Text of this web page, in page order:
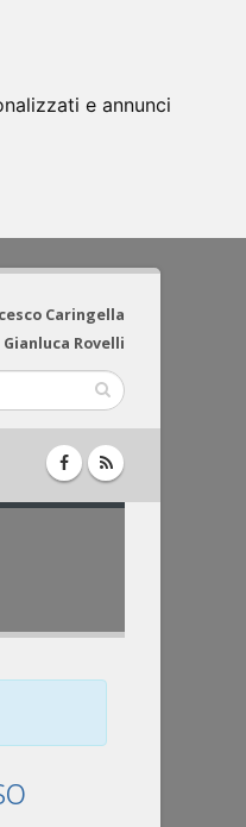
e annunci
Caringella
Rovelli